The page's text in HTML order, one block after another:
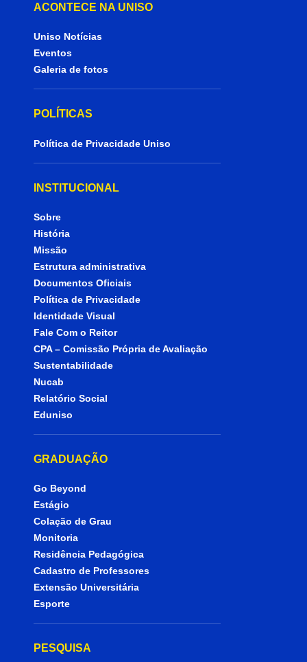
ACONTECE NA UNISO
Uniso Notícias
Eventos
Galeria de fotos
POLÍTICAS
Política de Privacidade Uniso
INSTITUCIONAL
Sobre
História
Missão
Estrutura administrativa
Documentos Oficiais
Política de Privacidade
Identidade Visual
Fale Com o Reitor
CPA – Comissão Própria de Avaliação
Sustentabilidade
Nucab
Relatório Social
Eduniso
GRADUAÇÃO
Go Beyond
Estágio
Colação de Grau
Monitoria
Residência Pedagógica
Cadastro de Professores
Extensão Universitária
Esporte
PESQUISA